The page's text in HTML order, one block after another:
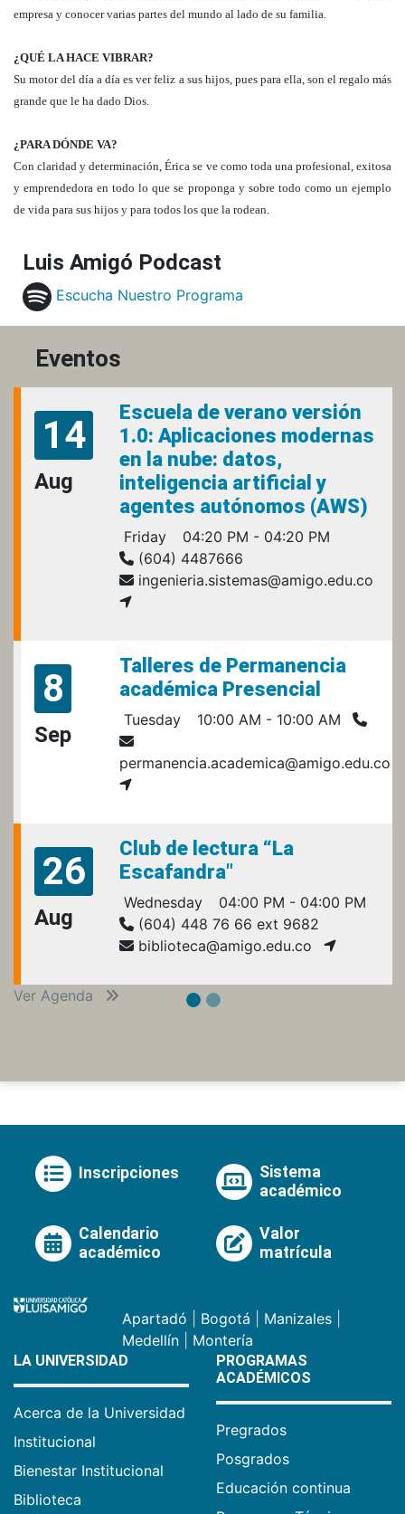
empresa y conocer varias partes del mundo al lado de su familia.
¿QUÉ LA HACE VIBRAR?
Su motor del día a día es ver feliz a sus hijos, pues para ella, son el regalo más
grande que le ha dado Dios.
¿PARA DÓNDE VA?
Con claridad y determinación, Érica se ve como toda una profesional, exitosa
y emprendedora en todo lo que se proponga y sobre todo como un ejemplo
de vida para sus hijos y para todos los que la rodean.
Luis Amigó Podcast
Escucha Nuestro Programa
Eventos
14
Aug
Escuela de verano versión
1.0: Aplicaciones modernas
en la nube: datos,
inteligencia artificial y
agentes autónomos (AWS)
Friday
04:20 PM - 04:20 PM
(604) 4487666
ingenieria.sistemas@amigo.edu.co
8
Sep
Talleres de Permanencia
académica Presencial
Tuesday 10:00 AM - 10:00 AM
permanencia.academica@amigo.edu.co
26
Aug
Club de lectura “La
Escafandra"
Wednesday
04:00 PM - 04:00 PM
(604) 448 76 66 ext 9682
biblioteca@amigo.edu.co
Ver Agenda
Inscripciones
Sistema
académico
Calendario
académico
Valor
matrícula
Apartadó Bogotá Manizales
Medellín
Montería
LA UNIVERSIDAD
Acerca de la Universidad
Institucional
Bienestar Institucional
Biblioteca
PROGRAMAS
ACADÉMICOS
Pregrados
Posgrados
Educación continua